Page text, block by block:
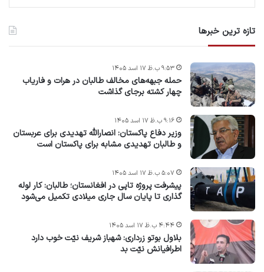
تازه ترین خبرها
حمله جبهه‌های مخالف طالبان در هرات و فاریاب
چهار کشته برجای گذاشت
۹:۵۳ ب.ظ ۱۷ اسد ۱۴۰۵
وزیر دفاع پاکستان: انصارالله تهدیدی برای عربستان
و طالبان تهدیدی مشابه برای پاکستان است
۹:۱۶ ب.ظ ۱۷ اسد ۱۴۰۵
پیشرفت پروژه‌ تاپی در افغانستان؛ طالبان: کار لوله
گذاری تا پایان سال جاری میلادی تکمیل می‌شود
۵:۰۷ ب.ظ ۱۷ اسد ۱۴۰۵
بلاول بوتو زرداری: شهباز شریف نیّت خوب دارد
اطرافیانش نیّت بد
۴:۴۴ ب.ظ ۱۷ اسد ۱۴۰۵